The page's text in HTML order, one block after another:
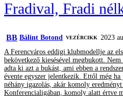
Fradival, Fradi
BB Bálint Botond VEZÉRCIKK
2023
A Ferencváros eddigi klubmodellje az
bekövetkező kiesésével megbukott.
adta ki azt a bukást, ami ebben a
évente egyszer jelentkezik. Ettől még
néhány igazolás, akár komoly
Konferencialigában, komoly alatt értve